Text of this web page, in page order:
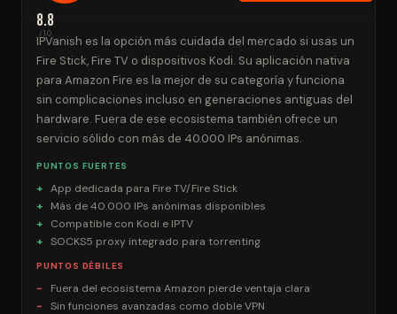
8.8
/10
IPVanish es la opción más cuidada del mercado si usas un
Fire Stick, Fire TV o dispositivos Kodi. Su aplicación nativa
para Amazon Fire es la mejor de su categoría y funciona
sin complicaciones incluso en generaciones antiguas del
hardware. Fuera de ese ecosistema también ofrece un
servicio sólido con más de 40.000 IPs anónimas.
PUNTOS FUERTES
App dedicada para Fire TV/Fire Stick
Más de 40.000 IPs anónimas disponibles
Compatible con Kodi e IPTV
SOCKS5 proxy integrado para torrenting
PUNTOS DÉBILES
Fuera del ecosistema Amazon pierde ventaja clara
Sin funciones avanzadas como doble VPN